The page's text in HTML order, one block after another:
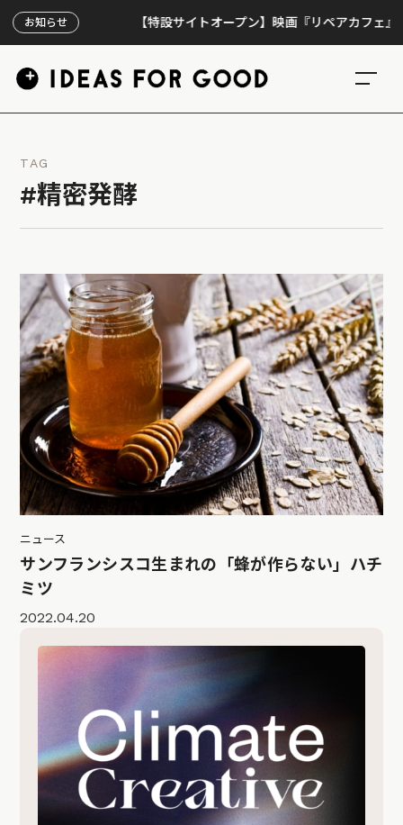
お知らせ 【特設サイトオープン】映画『リペアカフェ』、上
TAG
#精密発酵
ニュース
サンフランシスコ生まれの「蜂が作らない」ハチ
ミツ
2022.04.20